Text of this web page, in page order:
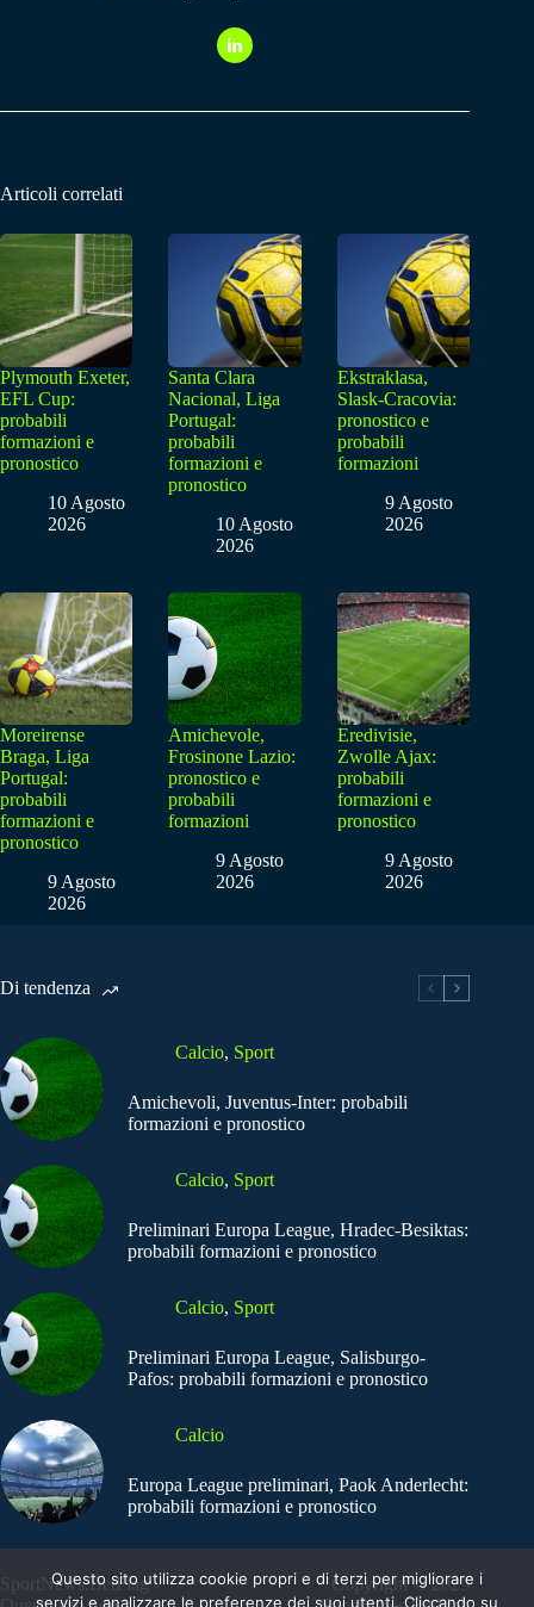
Articoli correlati
Plymouth Exeter,
EFL Cup:
probabili
formazioni e
pronostico
10 Agosto
2026
Santa Clara
Nacional, Liga
Portugal:
probabili
formazioni e
pronostico
10 Agosto
2026
Ekstraklasa,
Slask-Cracovia:
pronostico e
probabili
formazioni
9 Agosto
2026
Moreirense
Braga, Liga
Portugal:
probabili
formazioni e
pronostico
9 Agosto
2026
Amichevole,
Frosinone Lazio:
pronostico e
probabili
formazioni
9 Agosto
2026
Eredivisie,
Zwolle Ajax:
probabili
formazioni e
pronostico
9 Agosto
2026
Di tendenza
Calcio, Sport
Amichevoli, Juventus-Inter: probabili
formazioni e pronostico
Calcio, Sport
Preliminari Europa League, Hradec-Besiktas:
probabili formazioni e pronostico
Calcio, Sport
Preliminari Europa League, Salisburgo-
Pafos: probabili formazioni e pronostico
Calcio
Europa League preliminari, Paok Anderlecht:
probabili formazioni e pronostico
SportNews.BetFlag -
Copyright © 2025
Questo sito utilizza cookie propri e di terzi per migliorare i
servizi e analizzare le preferenze dei suoi utenti. Cliccando su